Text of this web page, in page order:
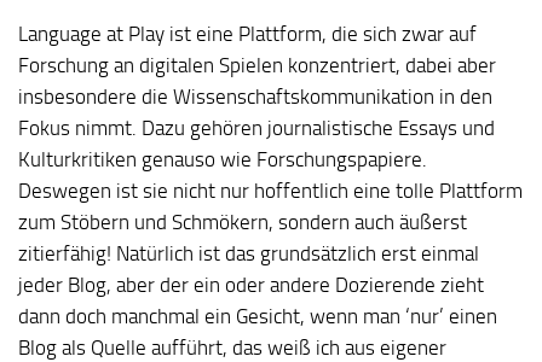
Language at Play ist eine Plattform, die sich zwar auf
Forschung an digitalen Spielen konzentriert, dabei aber
insbesondere die Wissenschaftskommunikation in den
Fokus nimmt. Dazu gehören journalistische Essays und
Kulturkritiken genauso wie Forschungspapiere.
Deswegen ist sie nicht nur hoffentlich eine tolle Plattform
zum Stöbern und Schmökern, sondern auch äußerst
zitierfähig! Natürlich ist das grundsätzlich erst einmal
jeder Blog, aber der ein oder andere Dozierende zieht
dann doch manchmal ein Gesicht, wenn man ‘nur’ einen
Blog als Quelle aufführt, das weiß ich aus eigener